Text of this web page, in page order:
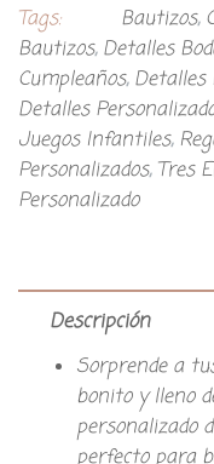
Tags:
Bautizos,
Bautizos, Detalles
Cumpleaños,
Detalles
Juegos Infantiles,
Personalizados, Tres
Personalizado
Descripción
Sorprende a
bonito y lleno
personalizado
perfecto para